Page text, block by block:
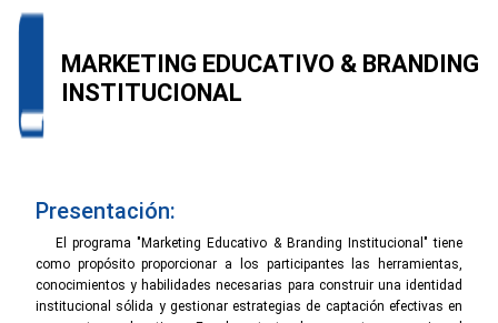
MARKETING EDUCATIVO & BRANDING
INSTITUCIONAL
Presentación:
El programa "Marketing Educativo & Branding Institucional" tiene
como propósito proporcionar a los participantes las herramientas,
conocimientos y habilidades necesarias para construir una identidad
institucional sólida y gestionar estrategias de captación efectivas en